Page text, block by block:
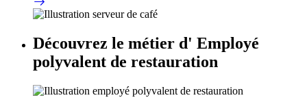
Découvrez le métier d' Employé
polyvalent de restauration